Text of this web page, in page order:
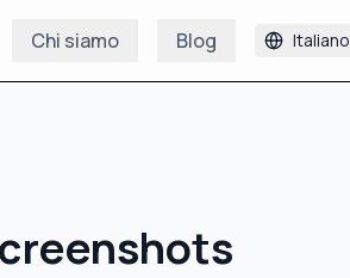
Chi siamo Blog Italiano